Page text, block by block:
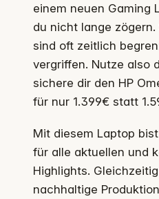
einem neuen Gaming
du nicht lange
sind oft zeitlich
vergriffen. Nutze also
sichere dir den HP
für nur 1.399€ statt
Mit diesem Laptop
für alle aktuellen und
Highlights.
nachhaltige